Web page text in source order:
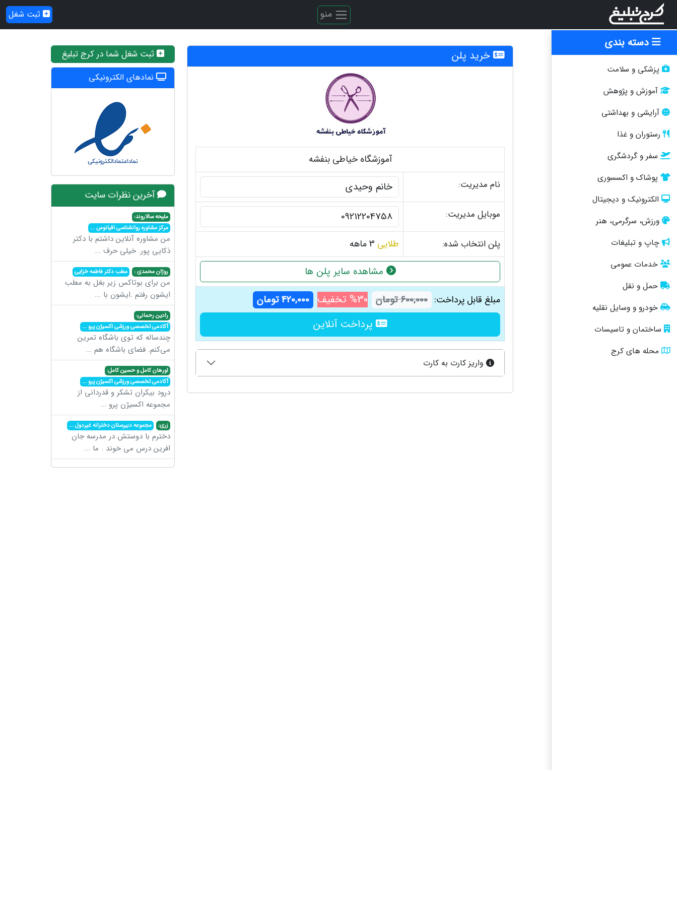
منو ثبت شغل
دسته بندی
پزشکی و سلامت
آموزش و پژوهش
آرایشی و بهداشتی
رستوران و غذا
سفر و گردشگری
پوشاک و اکسسوری
الکترونیک و دیجیتال
ورزش، سرگرمی، هنر
چاپ و تبلیغات
خدمات عمومی
حمل و نقل
خودرو و وسایل نقلیه
ساختمان و تاسیسات
محله های کرج
خرید پلن
آموزشگاه خیاطی بنفشه
نام مدیریت:
موبایل مدیریت:
پلن انتخاب شده: طلایی
مشاهده سایر پلن ها
مبلغ قابل پرداخت: 600,000 تومان 30% تخفیف 420,000 تومان
پرداخت آنلاین
واریز کارت به کارت
ثبت شغل شما در کرج تبلیغ
نمادهای الکترونیکی
آخرین نظرات سایت
ملیحه سالاروند:
مرکز مشاوره روانشناسی اقیانوس...
من مشاوره آنلاین داشتم با دکتر
ذکایی پور. خیلی حرف ...
روژان محمدی : مطب دکتر فاطمه خزایی
من برای بوتاکس زیر بغل به مطب
ایشون رفتم .ایشون با ...
رادین رحمانی:
آکادمی تخصصی ورزشی اکسیژن پرو...
چندساله که توی باشگاه تمرین
می‌کنم. فضای باشگاه هم ...
اورهان کامل و حسین کامل:
آکادمی تخصصی ورزشی اکسیژن پرو...
درود بیکران تشکر و قدردانی از
مجموعه اکسیژن پرو ...
زری: مجموعه دبیرستان دخترانه غیردول...
دخترم با دوستش در مدرسه جان
افرین درس می خوند . ما ...